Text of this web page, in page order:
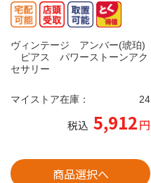
ヴィンテージ アンバー(琥珀)
ピアス パワーストーンアク
セサリー
マイストア在庫： 24
税込 5,912円
商品選択へ